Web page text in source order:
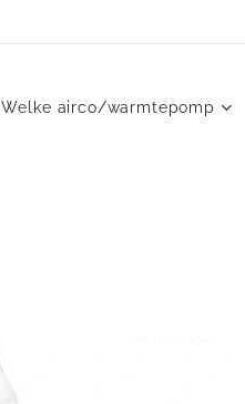
Welke airco/warmtepomp